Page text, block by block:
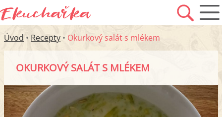
Úvod • Recepty • Okurkový salát s mlékem
OKURKOVÝ SALÁT S MLÉKEM